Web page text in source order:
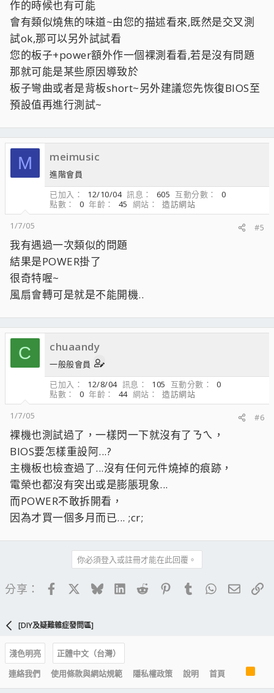
作的時候也有可能
會有類似燒焦的味道~由您的描述看來,既然是交叉測
試ok,那可以另外試試看
您的板子+power額外作一個裸測看看,若是沒有問題
那就可能是某些原因導致於
板子彎曲或者是背板short~另外建議您先恢復BIOS至
預設值再進行測試~
M meimusic
進階會員
已加入
12/10/04 訊息 605 互動分數
0
點數
0 年齡 45 網站
造訪網站
1/7/05
#5
我有遇過一次類似的問題
結果是POWER掛了
很奇特喔~
風扇會轉可是就是不能開機..
C chuaandy
一般般會員
已加入
12/8/04 訊息 105 互動分數
0
點數
0 年齡 44 網站
造訪網站
1/7/05
#6
裸機也測試過了，一樣閃一下就沒有了ㄋㄟ，
BIOS要怎樣重設阿...?
主機板也檢查過了...沒有任何元件燒掉的痕跡，
電榮也都沒有突出或是膨脹現象...
而POWER不敢拆開看，
因為才買一個多月而已... ;cr;
你必須登入或註冊才能在此回覆。
分享： FacebookBlueskyLinkedIn
Reddit PinterestTumblrWhatsApp
電子
[DIY及疑難雜症發問區]
淺色明亮
正體中文（台灣）
連絡我們
使用條款與網站規範 隱私權政策 說明 首頁
S